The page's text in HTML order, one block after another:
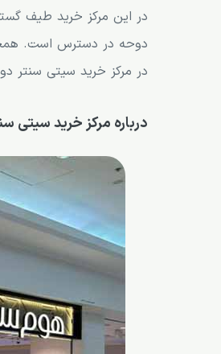
در این مرکز خرید طیف
دوحه در دسترس است.
در مرکز خرید سیتی سنتر
درباره مرکز خرید سیتی